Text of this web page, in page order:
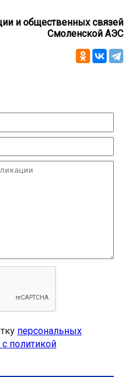
и общественных связей
Смоленской АЭС
персональных
политикой